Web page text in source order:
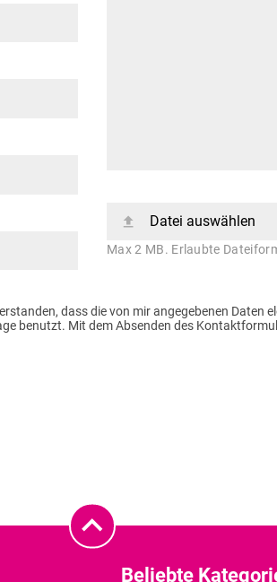
Datei auswählen
Max 2 MB. Erlaubte
dass die von mir angegebenen Daten
benutzt. Mit dem Absenden des
Beliebte